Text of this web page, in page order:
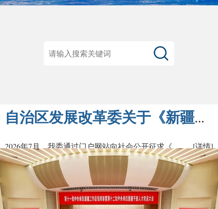
自治区发展改革委关于《新疆维吾尔自治区固定资产投资项目节能审查和碳排放评价实施办法（征求意见稿）》意见采纳情况的公告
2026年7月，我委通过门户网站向社会公开征求《新疆维吾尔自治区固定资产投资项目节能审查和碳排放评价实施办法（征求意见稿）》（以下简称《... [详情]